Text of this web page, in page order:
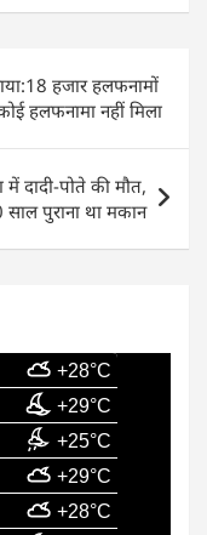
हजार हलफनामों
हलफनामा नहीं मिला
दादी-पोते की मौत,
पुराना था मकान
+28°C
+29°C
+25°C
+29°C
+28°C